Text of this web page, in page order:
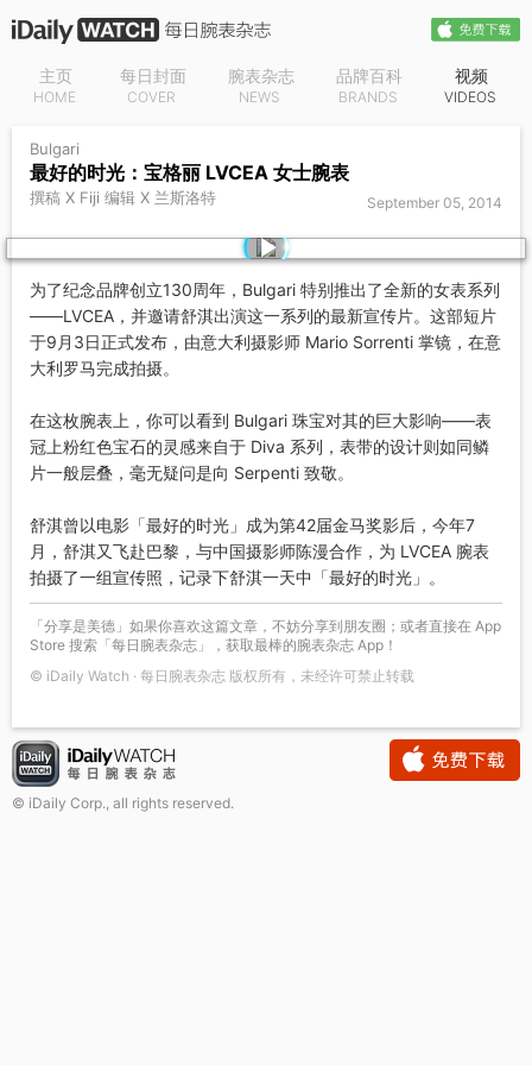
主页
HOME
每日封面
COVER
腕表杂志
NEWS
品牌百科
BRANDS
视频
VIDEOS
Bulgari
最好的时光：宝格丽 LVCEA 女士腕表
September 05, 2014
撰稿 X Fiji 编辑 X 兰斯洛特
为了纪念品牌创立130周年，Bulgari 特别推出了全新的女表系列
——LVCEA，并邀请舒淇出演这一系列的最新宣传片。这部短片
于9月3日正式发布，由意大利摄影师 Mario Sorrenti 掌镜，在意
大利罗马完成拍摄。
在这枚腕表上，你可以看到 Bulgari 珠宝对其的巨大影响——表
冠上粉红色宝石的灵感来自于 Diva 系列，表带的设计则如同鳞
片一般层叠，毫无疑问是向 Serpenti 致敬。
舒淇曾以电影「最好的时光」成为第42届金马奖影后，今年7
月，舒淇又飞赴巴黎，与中国摄影师陈漫合作，为 LVCEA 腕表
拍摄了一组宣传照，记录下舒淇一天中「最好的时光」。
「分享是美德」如果你喜欢这篇文章，不妨分享到朋友圈；或者直接在 App
Store 搜索「每日腕表杂志」，获取最棒的腕表杂志 App！
© iDaily Watch · 每日腕表杂志 版权所有，未经许可禁止转载
© iDaily Corp., all rights reserved.